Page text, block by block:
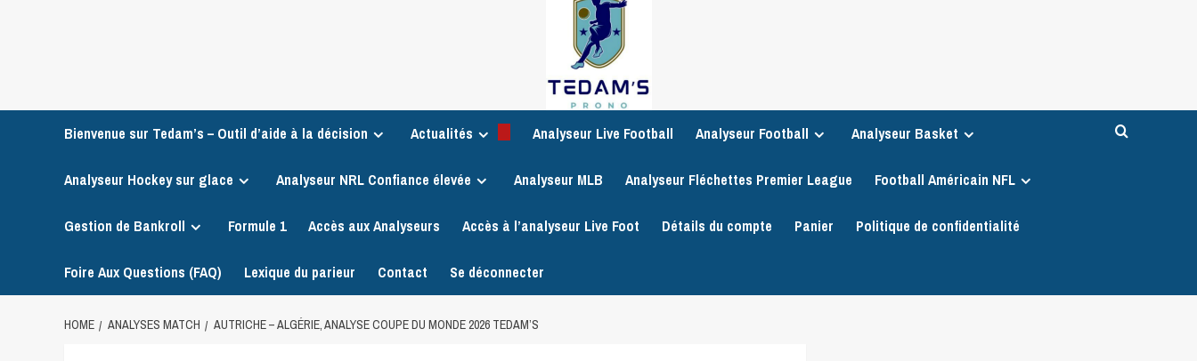
Bienvenue sur Tedam’s – Outil d’aide à la décision Actualités Analyseur Live Football Analyseur Football Analyseur Basket
Analyseur Hockey sur glace Analyseur NRL Confiance élevée Analyseur MLB Analyseur Fléchettes Premier League Football Américain NFL
Gestion de Bankroll Formule 1 Accès aux Analyseurs Accès à l’analyseur Live Foot Détails du compte Panier Politique de confidentialité
Foire Aux Questions (FAQ) Lexique du parieur Contact Se déconnecter
HOME ANALYSES MATCH AUTRICHE – ALGÉRIE, ANALYSE COUPE DU MONDE 2026 TEDAM’S